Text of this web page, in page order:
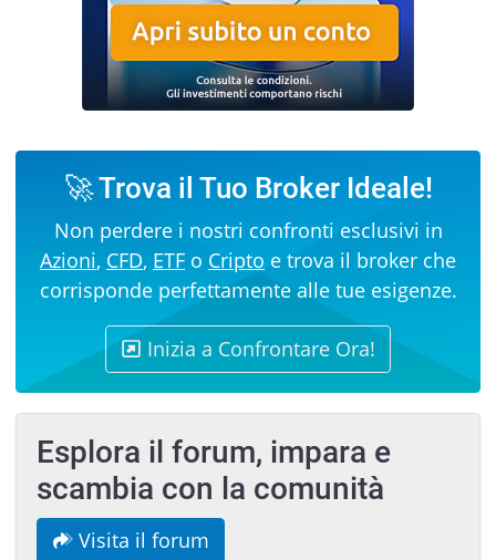
🚀 Trova il Tuo Broker Ideale!
Non perdere i nostri confronti esclusivi in
Azioni, CFD, ETF o Cripto e trova il broker che
corrisponde perfettamente alle tue esigenze.
Inizia a Confrontare Ora!
Esplora il forum, impara e
scambia con la comunità
Visita il forum